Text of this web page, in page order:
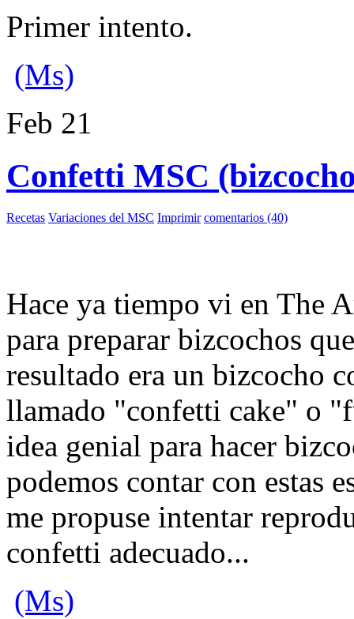
Primer intento.
(Ms)
Feb 21
Confetti MSC
Recetas Variaciones del MSC Imprimir comentarios (40)
Hace ya tiempo vi en The
para preparar bizcochos
resultado era un bizcocho
llamado "confetti cake" o
idea genial para hacer
podemos contar con estas
me propuse intentar
confetti adecuado...
(Ms)